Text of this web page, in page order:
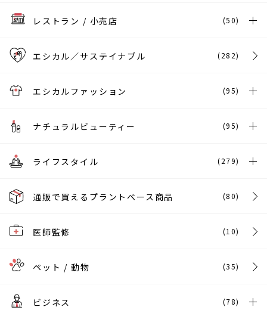
レストラン / 小売店 (50)
エシカル／サステイナブル (282)
エシカルファッション (95)
ナチュラルビューティー (95)
ライフスタイル (279)
通販で買えるプラントベース商品 (80)
医師監修 (10)
ペット / 動物 (35)
ビジネス (78)